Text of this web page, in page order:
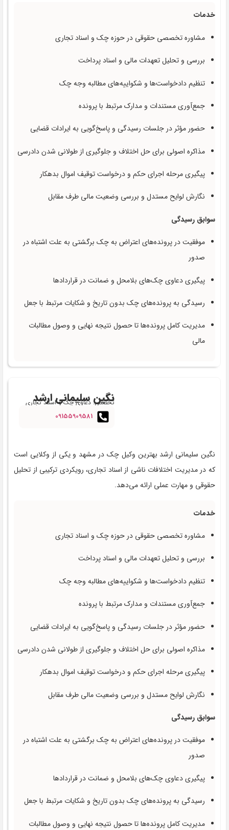
خدمات
مشاوره تخصصی حقوقی در حوزه چک و اسناد تجاری
بررسی و تحلیل تعهدات مالی و اسناد پرداخت
تنظیم دادخواست‌ها و شکواییه‌های مطالبه وجه چک
جمع‌آوری مستندات و مدارک مرتبط با پرونده
حضور مؤثر در جلسات رسیدگی و پاسخ‌گویی به ایرادات قضایی
مذاکره اصولی برای حل اختلاف و جلوگیری از طولانی شدن دادرسی
پیگیری مرحله اجرای حکم و درخواست توقیف اموال بدهکار
نگارش لوایح مستدل و بررسی وضعیت مالی طرف مقابل
سوابق رسیدگی
موفقیت در پرونده‌های اعتراض به چک برگشتی به علت اشتباه در
صدور
پیگیری دعاوی چک‌های بلامحل و ضمانت در قراردادها
رسیدگی به پرونده‌های چک بدون تاریخ و شکایات مرتبط با جعل
مدیریت کامل پرونده‌ها تا حصول نتیجه نهایی و وصول مطالبات
مالی
نگین سلیمانی ارشد
تخصص: دعاوی چک و اسناد تجاری
09155909581
نگین سلیمانی ارشد بهترین وکیل چک در مشهد و یکی از وکلایی است
که در مدیریت اختلافات ناشی از اسناد تجاری، رویکردی ترکیبی از تحلیل
حقوقی و مهارت عملی ارائه می‌دهد.
خدمات
مشاوره تخصصی حقوقی در حوزه چک و اسناد تجاری
بررسی و تحلیل تعهدات مالی و اسناد پرداخت
تنظیم دادخواست‌ها و شکواییه‌های مطالبه وجه چک
جمع‌آوری مستندات و مدارک مرتبط با پرونده
حضور مؤثر در جلسات رسیدگی و پاسخ‌گویی به ایرادات قضایی
مذاکره اصولی برای حل اختلاف و جلوگیری از طولانی شدن دادرسی
پیگیری مرحله اجرای حکم و درخواست توقیف اموال بدهکار
نگارش لوایح مستدل و بررسی وضعیت مالی طرف مقابل
سوابق رسیدگی
موفقیت در پرونده‌های اعتراض به چک برگشتی به علت اشتباه در
صدور
پیگیری دعاوی چک‌های بلامحل و ضمانت در قراردادها
رسیدگی به پرونده‌های چک بدون تاریخ و شکایات مرتبط با جعل
مدیریت کامل پرونده‌ها تا حصول نتیجه نهایی و وصول مطالبات